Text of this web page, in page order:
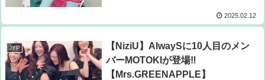
2025.02.12
JYP
【NiziU】AlwaySに10人目のメン
バーMOTOKIが登場‼
【Mrs.GREENAPPLE】